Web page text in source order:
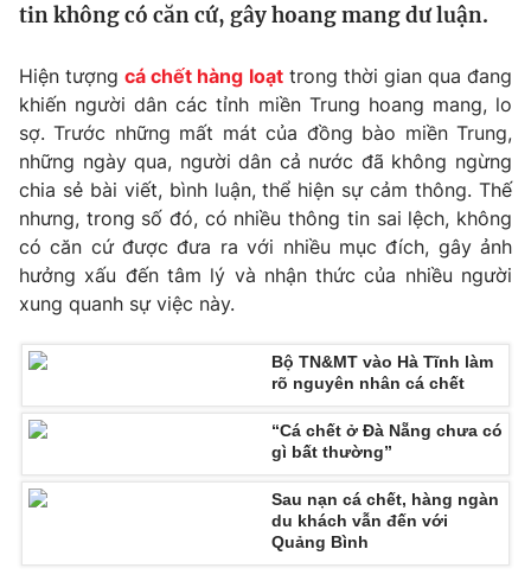
Tin tức
Câu chuyện quốc tế
Tài chính
Thị trường
Góc doanh nghiệp
Dữ liệu và đời sống
Truyền hình
Phim VTV
Hậu trường
Nhân vật
Khán giả
Giải sao mai
Giải trí
Điện ảnh
Đời sống
Du lịch
Làm đẹp
Giáo dục
Tuyển sinh
Học trực tuyến
Công nghệ
Hitech Công nghệ tương lai
Giao lưu trực tuyến
tin không có căn cứ, gây hoang mang dư luận.
Hiện tượngcá chết hàng loạttrong thời gian qua đang
khiến người dân các tỉnh miền Trung hoang mang, lo
sợ. Trước những mất mát của đồng bào miền Trung,
những ngày qua, người dân cả nước đã không ngừng
chia sẻ bài viết, bình luận, thể hiện sự cảm thông. Thế
nhưng, trong số đó, có nhiều thông tin sai lệch, không
có căn cứ được đưa ra với nhiều mục đích, gây ảnh
hưởng xấu đến tâm lý và nhận thức của nhiều người
xung quanh sự việc này.
Bộ TN&MT vào Hà Tĩnh làm
rõ nguyên nhân cá chết
“Cá chết ở Đà Nẵng chưa có
gì bất thường”
Sau nạn cá chết, hàng ngàn
du khách vẫn đến với
Quảng Bình